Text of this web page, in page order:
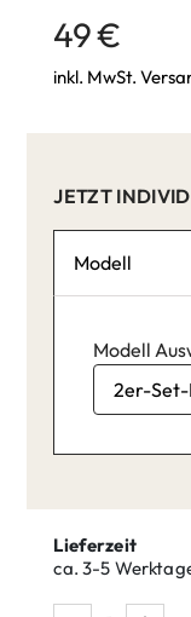
49 €
inkl. MwSt.
JETZT
Modell
Modell
Lieferzeit
ca. 3-5